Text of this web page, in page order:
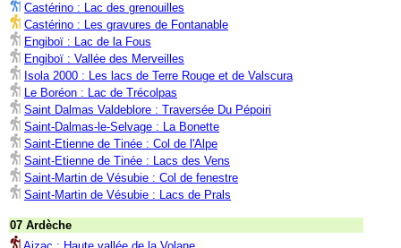
Castérino : Lac des grenouilles
Castérino : Les gravures de Fontanable
Engiboï : Lac de la Fous
Engiboï : Vallée des Merveilles
Isola 2000 : Les lacs de Terre Rouge et de Valscura
Le Boréon : Lac de Trécolpas
Saint Dalmas Valdeblore : Traversée Du Pépoiri
Saint-Dalmas-le-Selvage : La Bonette
Saint-Etienne de Tinée : Col de l'Alpe
Saint-Etienne de Tinée : Lacs des Vens
Saint-Martin de Vésubie : Col de fenestre
Saint-Martin de Vésubie : Lacs de Prals
07 Ardèche